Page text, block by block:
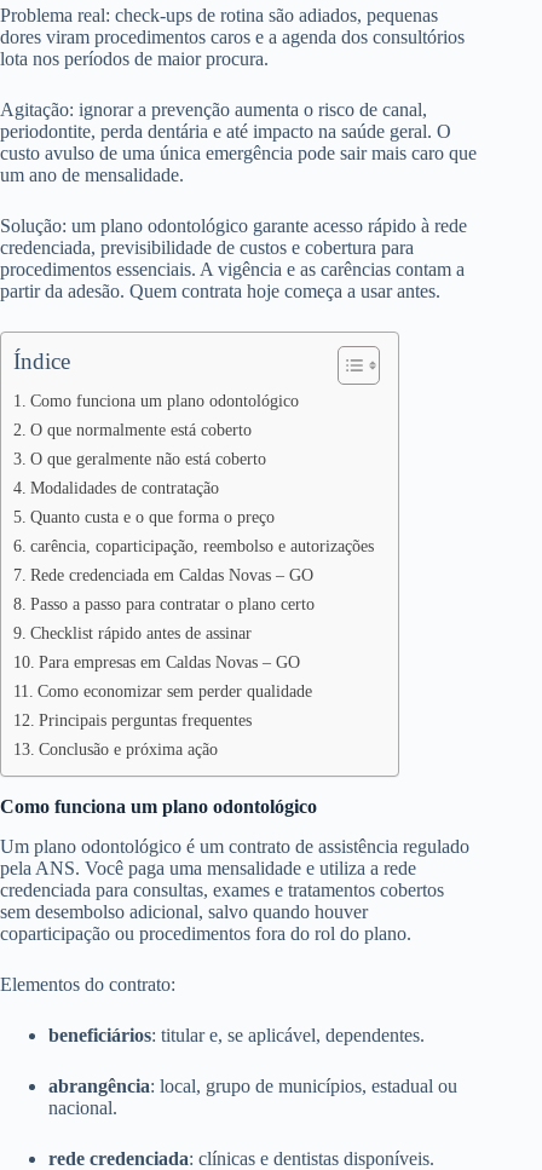
Problema real: check-ups de rotina são adiados, pequenas
dores viram procedimentos caros e a agenda dos consultórios
lota nos períodos de maior procura.
Agitação: ignorar a prevenção aumenta o risco de canal,
periodontite, perda dentária e até impacto na saúde geral. O
custo avulso de uma única emergência pode sair mais caro que
um ano de mensalidade.
Solução: um plano odontológico garante acesso rápido à rede
credenciada, previsibilidade de custos e cobertura para
procedimentos essenciais. A vigência e as carências contam a
partir da adesão. Quem contrata hoje começa a usar antes.
Índice
Como funciona um plano odontológico
O que normalmente está coberto
O que geralmente não está coberto
Modalidades de contratação
Quanto custa e o que forma o preço
carência, coparticipação, reembolso e autorizações
Rede credenciada em Caldas Novas – GO
Passo a passo para contratar o plano certo
Checklist rápido antes de assinar
Para empresas em Caldas Novas – GO
Como economizar sem perder qualidade
Principais perguntas frequentes
Conclusão e próxima ação
Como funciona um plano odontológico
Um plano odontológico é um contrato de assistência regulado
pela ANS. Você paga uma mensalidade e utiliza a rede
credenciada para consultas, exames e tratamentos cobertos
sem desembolso adicional, salvo quando houver
coparticipação ou procedimentos fora do rol do plano.
Elementos do contrato:
beneficiários: titular e, se aplicável, dependentes.
abrangência: local, grupo de municípios, estadual ou
nacional.
rede credenciada: clínicas e dentistas disponíveis.